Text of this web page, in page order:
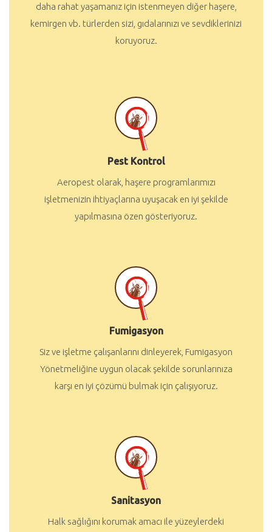
daha rahat yaşamanız için istenmeyen diğer haşere,
kemirgen vb. türlerden sizi, gıdalarınızı ve sevdiklerinizi
koruyoruz.
Pest Kontrol
Aeropest olarak, haşere programlarımızı
işletmenizin ihtiyaçlarına uyuşacak en iyi şekilde
yapılmasına özen gösteriyoruz.
Fumigasyon
Siz ve işletme çalışanlarını dinleyerek, Fumigasyon
Yönetmeliğine uygun olacak şekilde sorunlarınıza
karşı en iyi çözümü bulmak için çalışıyoruz.
Sanitasyon
Halk sağlığını korumak amacı ile yüzeylerdeki